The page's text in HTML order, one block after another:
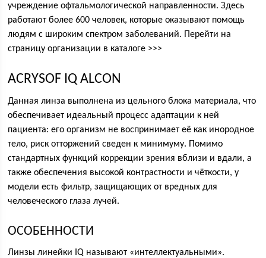
учреждение офтальмологической направленности. Здесь
работают более 600 человек, которые оказывают помощь
людям с широким спектром заболеваний. Перейти на
страницу организации в каталоге >>>
ACRYSOF IQ ALCON
Данная линза выполнена из цельного блока материала, что
обеспечивает идеальный процесс адаптации к ней
пациента: его организм не воспринимает её как инородное
тело, риск отторжений сведен к минимуму. Помимо
стандартных функций коррекции зрения вблизи и вдали, а
также обеспечения высокой контрастности и чёткости, у
модели есть фильтр, защищающих от вредных для
человеческого глаза лучей.
ОСОБЕННОСТИ
Линзы линейки IQ называют «интеллектуальными».